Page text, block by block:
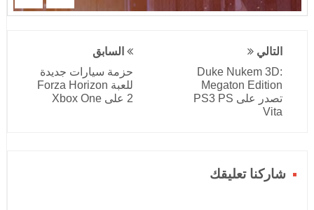
التالي
Duke Nukem 3D:
Megaton Edition
تصدر على PS3 PS
Vita
السابق
حزمة سيارات جديدة
للعبة Forza Horizon
2 على Xbox One
شاركنا تعليقك